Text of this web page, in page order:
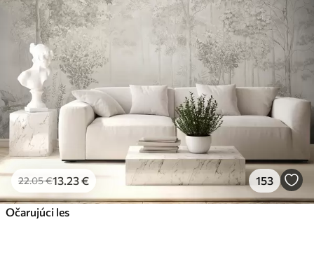
22.05€13.23€ 153
Očarujúci les